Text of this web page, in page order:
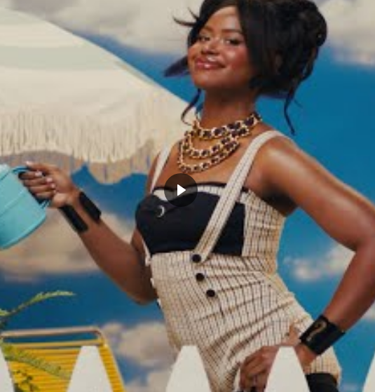
Bam Adebayo en triple-double à 2
pour le ASG, c’était pour honorer
janvier 28, 2020
"Actualités"
Les votes de la rédaction : All-NBA
3rd team, désolé Rudy Gobert,
rendez-vous l’année prochaine
avril 11, 2020
Dans "Actualités"
HEAT MIAMI NBA
2 COMMENTS